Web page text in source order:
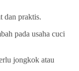
dan praktis.
pada usaha cuci
jongkok atau